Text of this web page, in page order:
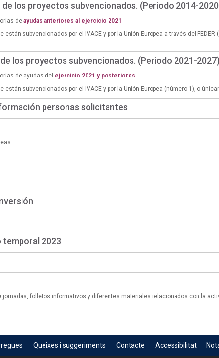
los proyectos subvencionados. (Periodo 2014-
de ayudas anteriores al ejercicio 2021
están subvencionados por el IVACE y por la Unión Europea a través del
los proyectos subvencionados. (Periodo 2021-2027)
de ayudas del ejercicio 2021 y posteriores
están subvencionados por el IVACE y por la Unión Europea (número 1), o
personas solicitantes
temporal 2023
folletos informativos y diferentes materiales relacionados con la
Queixes i suggeriments Contacte Accessibilitat